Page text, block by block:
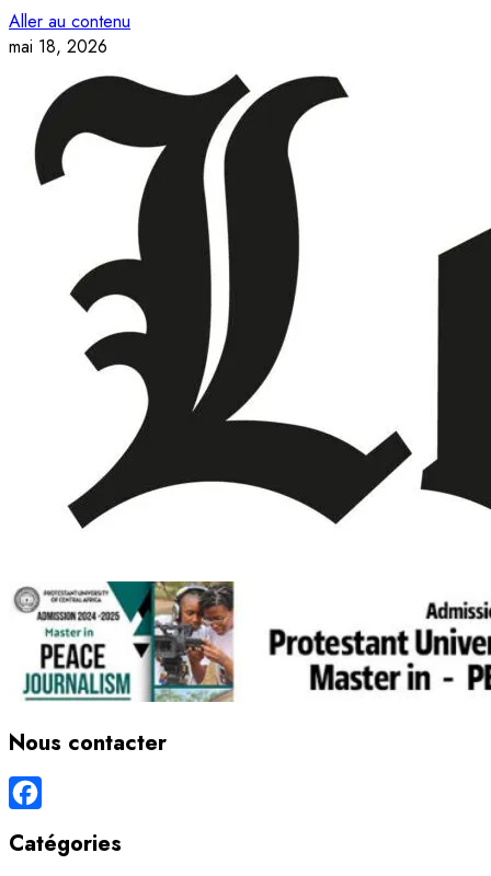
Aller au contenu
mai 18, 2026
Nous contacter
Catégories